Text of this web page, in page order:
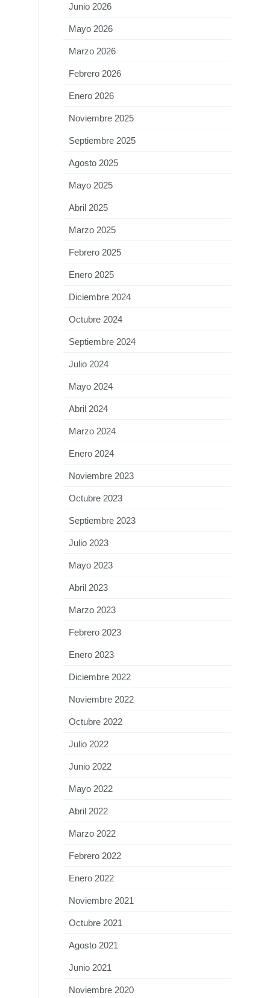
Junio 2026
Mayo 2026
Marzo 2026
Febrero 2026
Enero 2026
Noviembre 2025
Septiembre 2025
Agosto 2025
Mayo 2025
Abril 2025
Marzo 2025
Febrero 2025
Enero 2025
Diciembre 2024
Octubre 2024
Septiembre 2024
Julio 2024
Mayo 2024
Abril 2024
Marzo 2024
Enero 2024
Noviembre 2023
Octubre 2023
Septiembre 2023
Julio 2023
Mayo 2023
Abril 2023
Marzo 2023
Febrero 2023
Enero 2023
Diciembre 2022
Noviembre 2022
Octubre 2022
Julio 2022
Junio 2022
Mayo 2022
Abril 2022
Marzo 2022
Febrero 2022
Enero 2022
Noviembre 2021
Octubre 2021
Agosto 2021
Junio 2021
Noviembre 2020